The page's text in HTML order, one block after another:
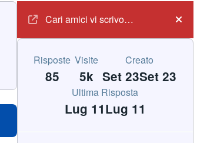
Annunci
Cari amici vi scrivo…
Hide
Risposte
85
Visite
5k
Creato
Set 23Set 23
Ultima Risposta
Lug 11Lug 11